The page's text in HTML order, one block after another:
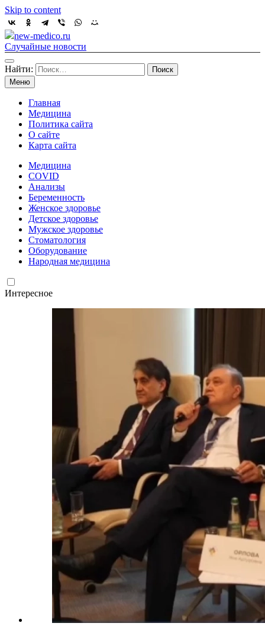
Skip to content
new-medico.ru
Случайные новости
Найти:
Меню
Главная
Медицина
Политика сайта
О сайте
Карта сайта
Медицина
COVID
Анализы
Беременность
Женское здоровье
Детское здоровье
Мужское здоровье
Стоматология
Оборудование
Народная медицина
Интересное